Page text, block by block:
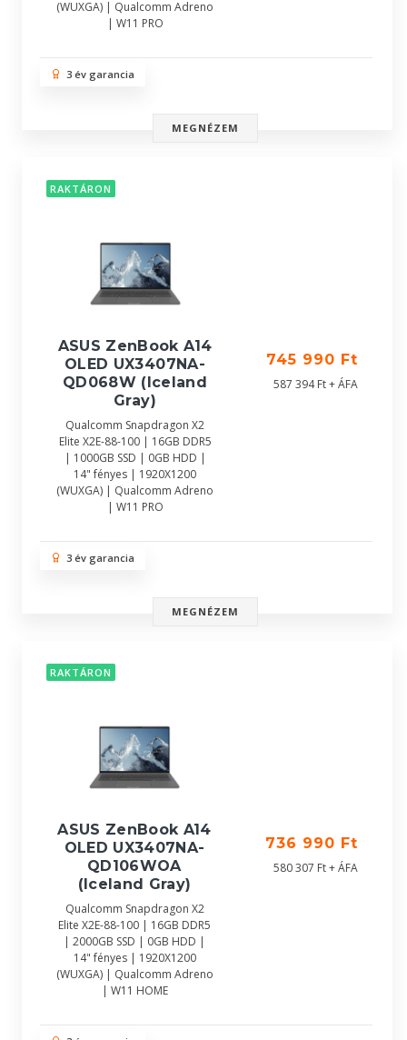
(WUXGA) | Qualcomm Adreno
| W11 PRO
3 év garancia
MEGNÉZEM
RAKTÁRON
ASUS ZenBook A14
OLED UX3407NA-
QD068W (Iceland
Gray)
Qualcomm Snapdragon X2
Elite X2E-88-100 | 16GB DDR5
| 1000GB SSD | 0GB HDD |
14" fényes | 1920X1200
(WUXGA) | Qualcomm Adreno
| W11 PRO
745 990 Ft
587 394 Ft + ÁFA
3 év garancia
MEGNÉZEM
RAKTÁRON
ASUS ZenBook A14
OLED UX3407NA-
QD106WOA
(Iceland Gray)
Qualcomm Snapdragon X2
Elite X2E-88-100 | 16GB DDR5
| 2000GB SSD | 0GB HDD |
14" fényes | 1920X1200
(WUXGA) | Qualcomm Adreno
| W11 HOME
736 990 Ft
580 307 Ft + ÁFA